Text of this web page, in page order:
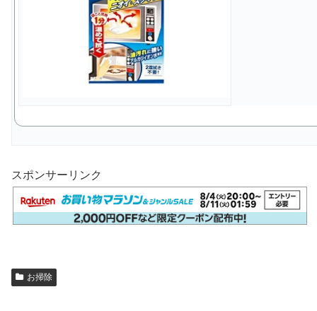
スポンサーリンク
お掃除